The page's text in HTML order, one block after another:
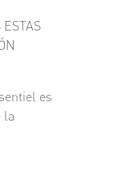
es
la